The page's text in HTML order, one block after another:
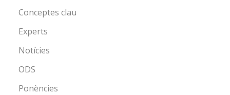
Conceptes clau
Experts
Notícies
ODS
Ponències